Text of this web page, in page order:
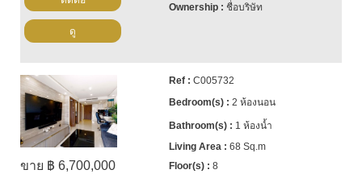
ชื่อบริษัท
ดู
ขาย ฿ 6,700,000
C005732
2 ห้องนอน
1 ห้องน้ำ
68 Sq.m
8